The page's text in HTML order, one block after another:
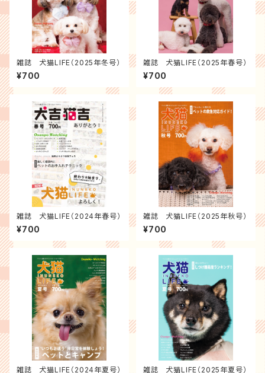
雑誌 犬猫LIFE（2025年冬号）
¥700
雑誌 犬猫LIFE（2025年春号）
¥700
雑誌 犬猫LIFE（2024年春号）
¥700
雑誌 犬猫LIFE（2025年秋号）
¥700
雑誌 犬猫LIFE（2024年夏号） 雑誌 犬猫LIFE（2025年夏号）